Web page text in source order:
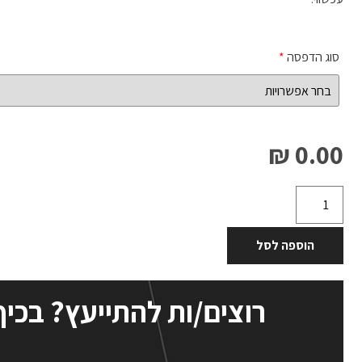
סוג הדפסה*
0.00 ₪
הוספה לסל
רוצים/ות להתייעץ?